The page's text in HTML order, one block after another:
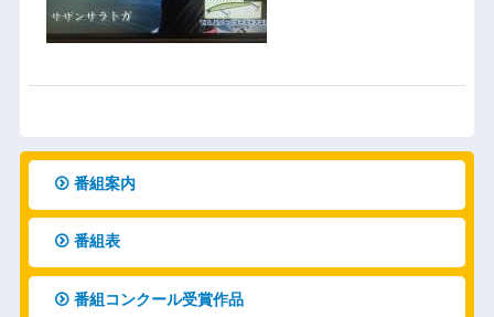
番組案内
番組表
番組コンクール受賞作品